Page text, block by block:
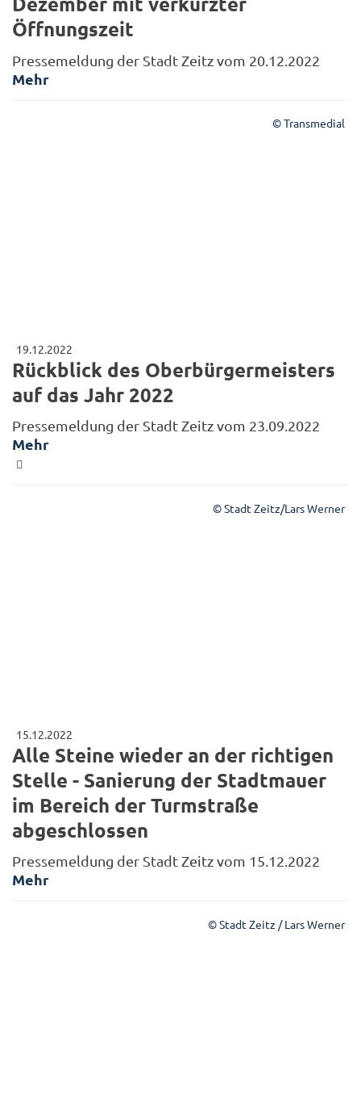
Öffnungszeit
Pressemeldung der Stadt Zeitz vom 20.12.2022
Mehr
© Transmedial
19.12.2022
Rückblick des Oberbürgermeisters
auf das Jahr 2022
Pressemeldung der Stadt Zeitz vom 23.09.2022
Mehr
© Stadt Zeitz/Lars Werner
15.12.2022
Alle Steine wieder an der richtigen
Stelle - Sanierung der Stadtmauer
im Bereich der Turmstraße
abgeschlossen
Pressemeldung der Stadt Zeitz vom 15.12.2022
Mehr
© Stadt Zeitz / Lars Werner